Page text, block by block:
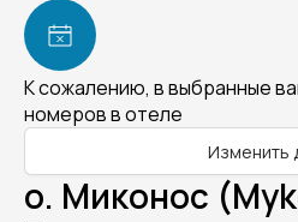
К сожалению, в выбранные
номеров в отеле
Изменить
о. Миконос